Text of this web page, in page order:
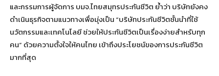
และกรรมการผู้จัดการ บมจ.ไทยสมุทรประกันชีวิต ย้ำว่า บริษัทยังคง
ดำเนินธุรกิจตามแนวทางเพื่อมุ่งเป็น “บริษัทประกันชีวิตชั้นนำที่ใช้
นวัตกรรมและเทคโนโลยี ช่วยให้ประกันชีวิตเป็นเรื่องง่ายสำหรับทุก
คน” ด้วยความตั้งใจให้คนไทย เข้าถึงประโยชน์ของการประกันชีวิต
มากที่สุด